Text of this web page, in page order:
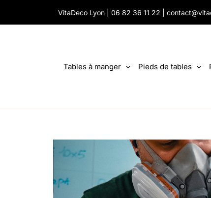
VitaDeco Lyon | 06 82 36 11 22
Tables à manger Pieds de tables